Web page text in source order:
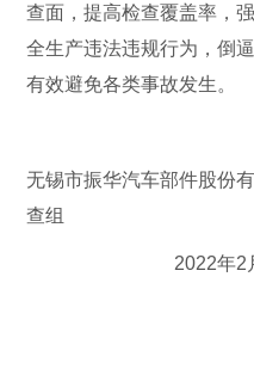
查面，提高检查覆盖率，
全生产违法违规行为，倒
有效避免各类事故发生。
无锡市振华汽车部件股份
查组
2022年2月